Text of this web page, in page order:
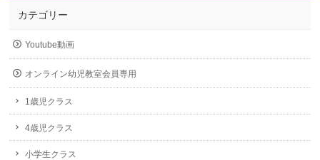
カテゴリー
Youtube動画
オンライン幼児教室会員専用
1歳児クラス
4歳児クラス
小学生クラス